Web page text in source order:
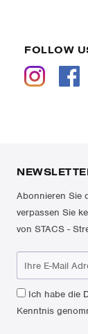
FOLLOW
Abonnieren Sie
verpassen Sie
von STACS -
Ich habe die
Kenntnis